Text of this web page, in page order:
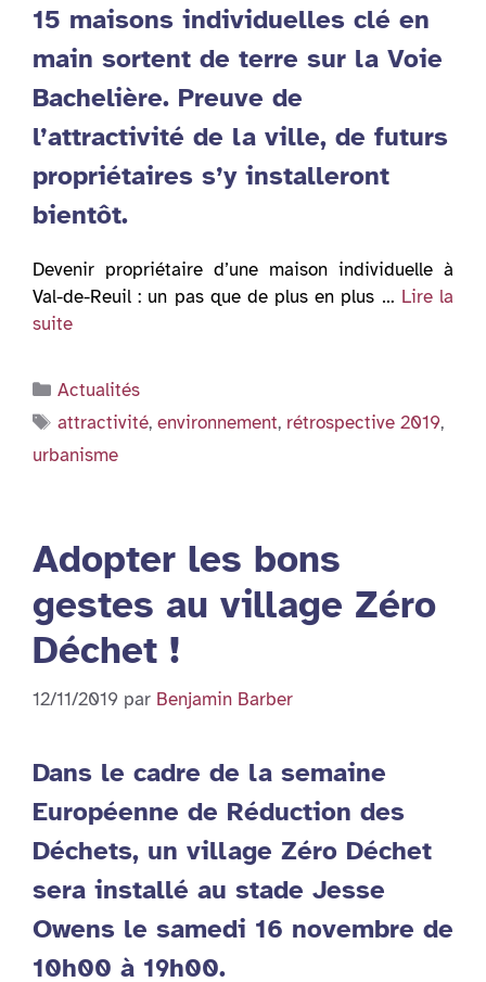
15 maisons individuelles clé en
main sortent de terre sur la Voie
Bachelière. Preuve de
l’attractivité de la ville, de futurs
propriétaires s’y installeront
bientôt.
Devenir propriétaire d’une maison individuelle à
Val-de-Reuil : un pas que de plus en plus … Lire la
suite
Catégories
Actualités
Étiquettes
attractivité,environnement, rétrospective 2019,
urbanisme
Adopter les bons
gestes au village Zéro
Déchet !
12/11/2019 par Benjamin Barber
Dans le cadre de la semaine
Européenne de Réduction des
Déchets, un village Zéro Déchet
sera installé au stade Jesse
Owens le samedi 16 novembre de
10h00 à 19h00.